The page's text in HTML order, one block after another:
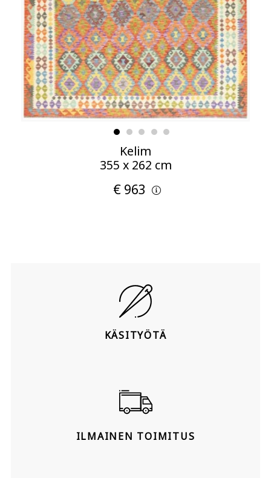
Kelim
355 x 262 cm
€ 963
KÄSITYÖTÄ
ILMAINEN TOIMITUS